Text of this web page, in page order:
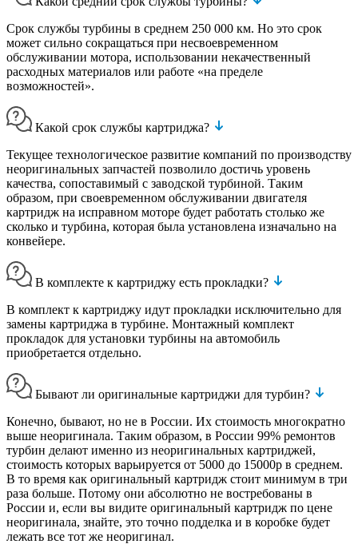
Срок службы турбины в среднем 250 000 км. Но это срок
может сильно сокращаться при несвоевременном
обслуживании мотора, использовании некачественный
расходных материалов или работе «на пределе
возможностей».
Какой срок службы картриджа?
Текущее технологическое развитие компаний по производству
неоригинальных запчастей позволило достичь уровень
качества, сопоставимый с заводской турбиной. Таким
образом, при своевременном обслуживании двигателя
картридж на исправном моторе будет работать столько же
сколько и турбина, которая была установлена изначально на
конвейере.
В комплекте к картриджу есть прокладки?
В комплект к картриджу идут прокладки исключительно для
замены картриджа в турбине. Монтажный комплект
прокладок для установки турбины на автомобиль
приобретается отдельно.
Бывают ли оригинальные картриджи для турбин?
Конечно, бывают, но не в России. Их стоимость многократно
выше неоригинала. Таким образом, в России 99% ремонтов
турбин делают именно из неоригинальных картриджей,
стоимость которых варьируется от 5000 до 15000р в среднем.
В то время как оригинальный картридж стоит минимум в три
раза больше. Потому они абсолютно не востребованы в
России и, если вы видите оригинальный картридж по цене
неоригинала, знайте, это точно подделка и в коробке будет
лежать все тот же неоригинал.